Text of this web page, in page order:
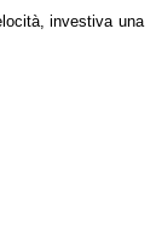
investiva una